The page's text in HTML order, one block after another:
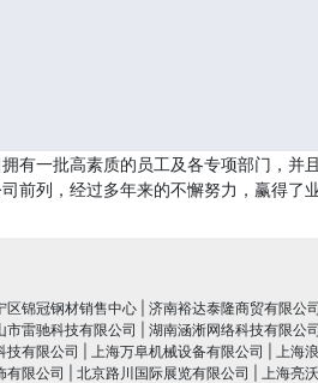
有一批高素质的员工及各专项部门，并
前列，经过多年来的不懈努力，赢得了
区锦冠钢材销售中心 济南裕达泰隆商贸有限公司
市雷驰科技有限公司 湖南涵淅网络科技有限公司
技有限公司 上海万阜机械设备有限公司 上海
有限公司 北京路川国际展览有限公司 上海亮